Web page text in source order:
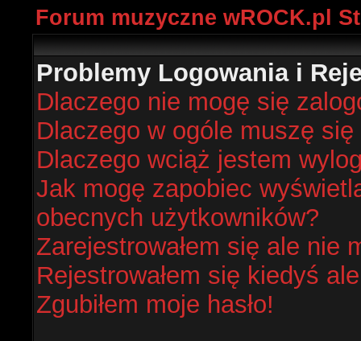
Forum muzyczne wROCK.pl
Problemy Logowania i
Dlaczego nie mogę się
Dlaczego w ogóle muszę
Dlaczego wciąż jestem
Jak mogę zapobiec
obecnych użytkowników?
Zarejestrowałem się ale nie
Rejestrowałem się kiedyś
Zgubiłem moje hasło!